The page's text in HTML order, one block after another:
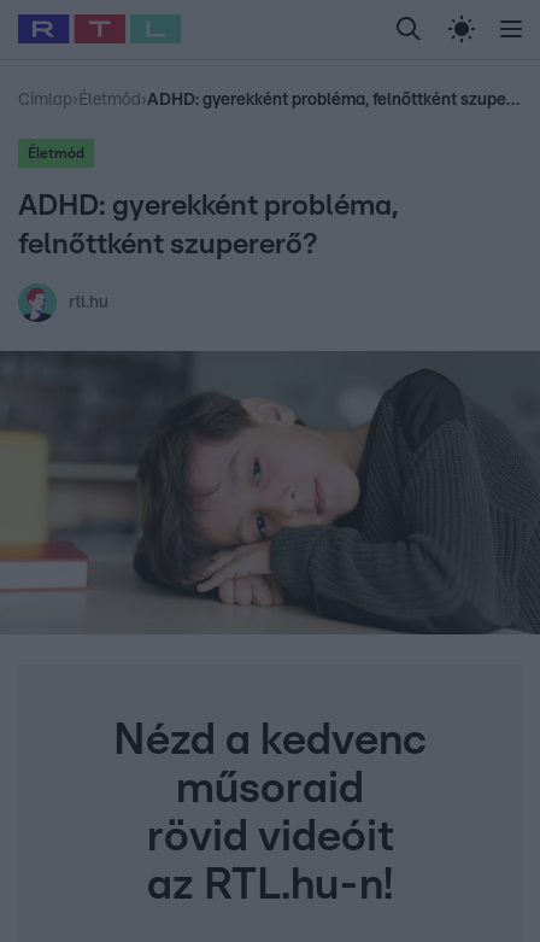
Legfrissebb RTL Híradó Randi Celeb vagyok,
Babits Marcella Most Wanted Gallusz
Címlap› Életmód › ADHD: gyerekként probléma, felnőttként szupererő?
Életmód
ADHD: gyerekként probléma,
felnőttként szupererő?
rtl.hu
Nézd a kedvenc
műsoraid
rövid videóit
az RTL.hu-n!